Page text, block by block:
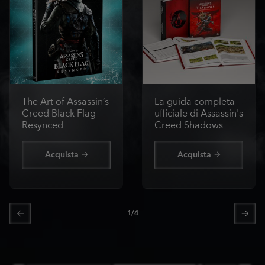
The Art of Assassin’s
Creed Black Flag
Resynced
Acquista
La guida completa
ufficiale di Assassin's
Creed Shadows
Acquista
1/4